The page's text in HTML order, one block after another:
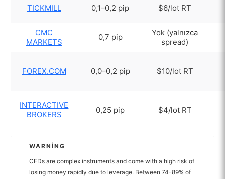
TICKMILL 0,1–0,2 pip $6/lot RT
CMC
MARKETS
0,7 pip
Yok (yalnızca
spread)
FOREX.COM 0,0–0,2 pip $10/lot RT
INTERACTIVE
BROKERS
0,25 pip $4/lot RT
WARNING
CFDs are complex instruments and come with a high risk of
losing money rapidly due to leverage. Between 74-89% of